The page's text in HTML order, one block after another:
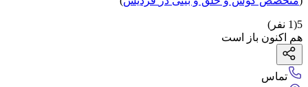
5
(
1 نفر)
هم اکنون باز است
تماس